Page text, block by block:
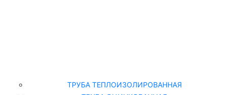
ТРУБА ТЕПЛОИЗОЛИРОВАННАЯ